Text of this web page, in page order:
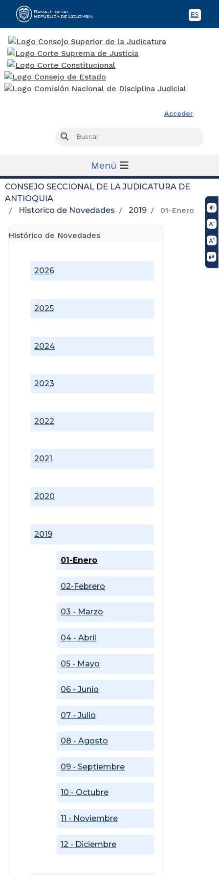
ES
Acceder
Buscar
Menú
CONSEJO SECCIONAL DE LA JUDICATURA DE
ANTIOQUIA
Historico de Novedades
2019 01-Enero
Histórico de Novedades
2019
01-Enero
02-Febrero
03 - Marzo
04 - Abril
05 - Mayo
06 - Junio
07 - Julio
08 - Agosto
09 - Septiembre
10 - Octubre
11 - Noviembre
12 - Diciembre
2020
2021
2022
2023
2024
2025
2026